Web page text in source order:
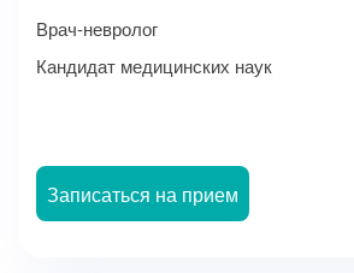
Врач-невролог
Кандидат медицинских наук
Записаться на прием